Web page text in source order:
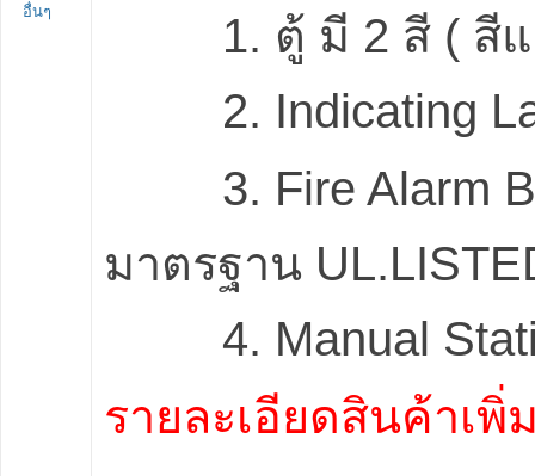
อื่นๆ
1. ตู้ มี 2 สี ( สีแ
2. Indicating
3. Fire Alarm
มาตรฐาน
4. Manual
รายละเอียดสินค้าเพิ่